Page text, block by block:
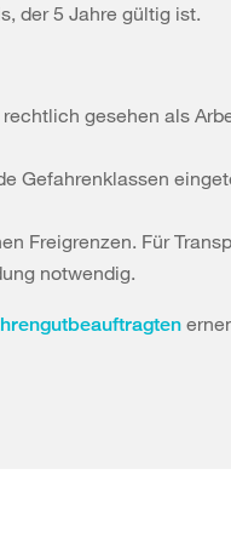
der 5 Jahre gültig ist.
gesehen als
Gefahrenklassen
Freigrenzen. Für
notwendig.